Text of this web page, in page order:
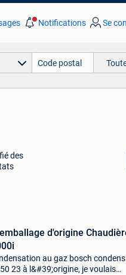
Notifications Se
des
d'origine
au gaz bosch condens
23 à l&#39;origine, je voulais